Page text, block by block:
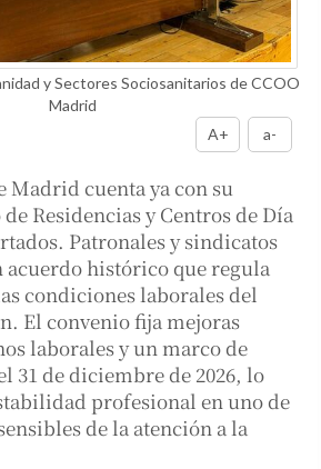
y Sectores Sociosanitarios de CCOO
Madrid
A+
a-
Madrid cuenta ya con su
Residencias y Centros de Día
Patronales y sindicatos
acuerdo histórico que regula
condiciones laborales del
El convenio fija mejoras
laborales y un marco de
31 de diciembre de 2026, lo
profesional en uno de
de la atención a la